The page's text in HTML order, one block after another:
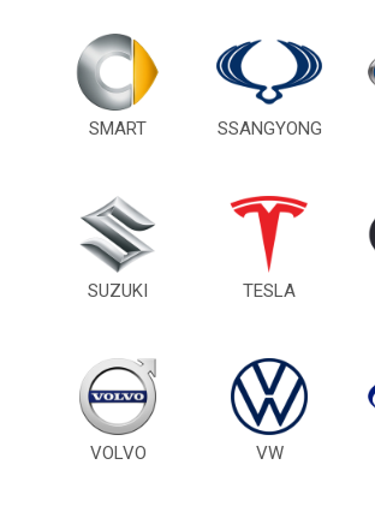
SMART SSANGYONG
SUZUKI TESLA
VOLVO VW